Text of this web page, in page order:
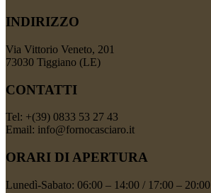
INDIRIZZO
Via Vittorio Veneto, 201
73030 Tiggiano (LE)
CONTATTI
Tel: +(39) 0833 53 27 43
Email: info@fornocasciaro.it
ORARI DI APERTURA
Lunedì-Sabato: 06:00 – 14:00 / 17:00 – 20:00